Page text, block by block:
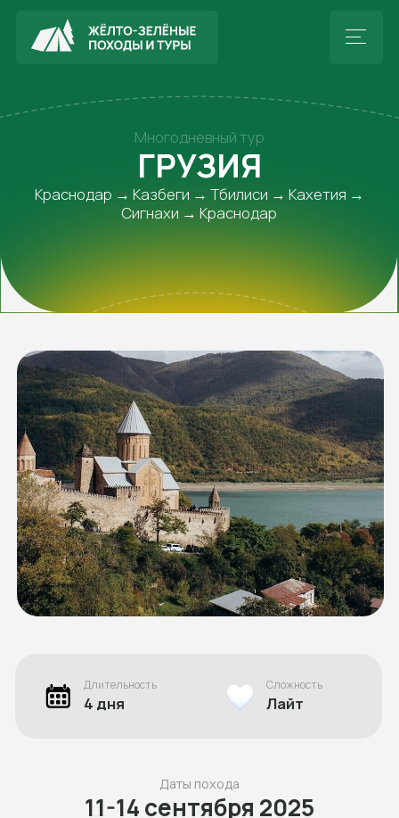
ГРУЗИЯ
Краснодар → Казбеги → Тбилиси → Кахетия →
Сигнахи → Краснодар
Сложность
Лайт
Длительность
4 дня
11-14 сентября 2025
Оставить заявку